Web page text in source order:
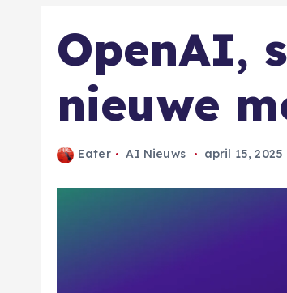
OpenAI,
nieuwe
Eater AI Nieuws april 15, 2025